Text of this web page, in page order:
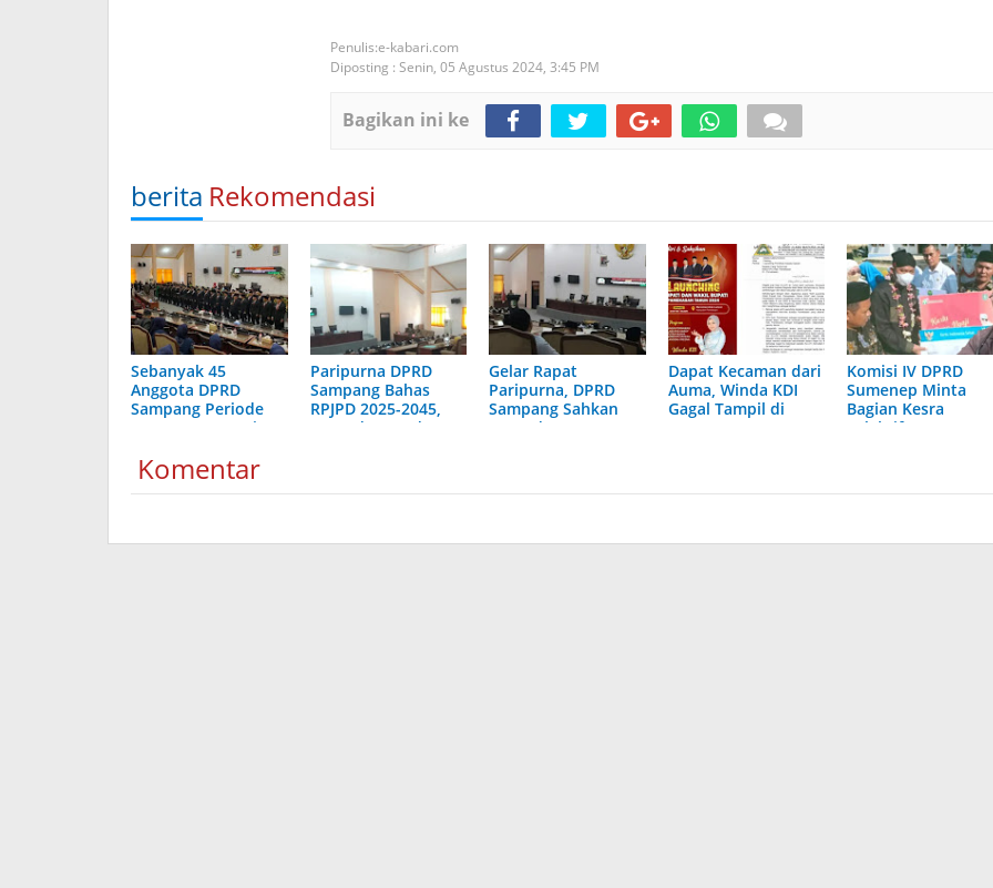
e-kabari.com
Diposting : Senin, 05 Agustus 2024, 3:45 PM
Bagikan ini ke
berita Rekomendasi
Sebanyak 45
Anggota DPRD
Sampang Periode
2024-2029 Resmi
Paripurna DPRD
Sampang Bahas
RPJPD 2025-2045,
Raperda Bumdes
Gelar Rapat
Paripurna, DPRD
Sampang Sahkan
Raperda
Dapat Kecaman dari
Auma, Winda KDI
Gagal Tampil di
Komisi IV DPRD
Sumenep Minta
Bagian Kesra
Selektif Data
Komentar